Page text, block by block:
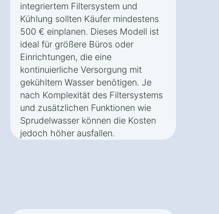
integriertem Filtersystem und
Kühlung sollten Käufer mindestens
500 € einplanen. Dieses Modell ist
ideal für größere Büros oder
Einrichtungen, die eine
kontinuierliche Versorgung mit
gekühltem Wasser benötigen. Je
nach Komplexität des Filtersystems
und zusätzlichen Funktionen wie
Sprudelwasser können die Kosten
jedoch höher ausfallen.